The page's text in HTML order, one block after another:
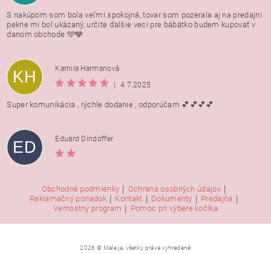
S nakúpom som bola veľmi spokojná, tovar som pozerala aj na predajni
pekne mi bol ukázaný, určite ďalšie veci pre bábätko budem kupovať v
danom obchode 🩵🩶
KH
Kamila Harmanovà
|
4.7.2025
Super komunikácia , rýchle dodanie , odporúčam 💕💕💕💕
ED Eduard Dindoffer
Obchodné podmienky | Ochrana osobných údajov |
Reklamačný poriadok | Kontakt | Dokumenty | Predajňa |
Vernostný program | Pomoc pri výbere kočíka
2026 © Male ja, všetky práva vyhradené